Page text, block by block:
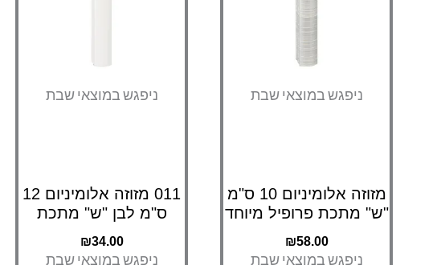
ניפגש במוצאי שבת
מזוזה אלומיניום 10 ס"מ
"ש" מתכת פרופיל מיוחד
₪58.00
ניפגש במוצאי שבת
ניפגש במוצאי שבת
011 מזוזה אלומיניום 12
ס"מ לבן "ש" מתכת
₪34.00
ניפגש במוצאי שבת